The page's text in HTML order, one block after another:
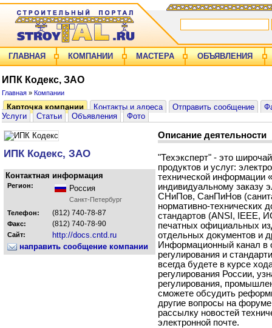
ГЛАВНАЯ КОМПАНИИ МАСТЕРА ОБЪЯВЛЕНИЯ
ИПК Кодекс, ЗАО
Главная » Компании
Карточка компании Контакты и адреса Отправить сообщение
Услуги
Статьи Объявления Фото
ИПК Кодекс, ЗАО
Контактная информация
Регион: Россия
Санкт-Петербург
Телефон:
(812) 740-78-87
Факс: (812) 740-78-90
Сайт:
http://docs.cntd.ru
направить сообщение компании
Описание деятельности
"Техэксперт" - это
продуктов и услуг:
технической информации
индивидуальному заказу
СНиПов, СанПиНов
нормативно-технических
стандартов (ANSI, IEEE,
печатных официальных
отдельных документов и
Информационный канал в
регулирования и
всегда будете в курсе
регулирования России,
регулирования,
сможете обсудить
другие вопросы на
рассылку новостей
электронной почте.